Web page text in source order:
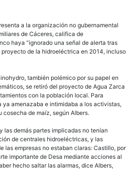
a la organización no gubernamental
de Cáceres, califica de
haya “ignorado una señal de alerta tras
proyecto de la hidroeléctrica en 2014, incluso
también polémico por su papel en
se retiró del proyecto de Agua Zarca
con la población local. Para
ya amenazaba e intimidaba a los activistas,
cosecha de maíz, según Albers.
las demás partes implicadas no tenían
de centrales hidroeléctricas, y las
las empresas no estaban claras: Castillo, por
importante de Desa mediante acciones al
hecho saltar las alarmas, dice Albers,